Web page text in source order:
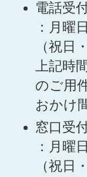
電話受
：月曜
（祝日
上記時
のご用
おかけ
窓口受
：月曜
（祝日